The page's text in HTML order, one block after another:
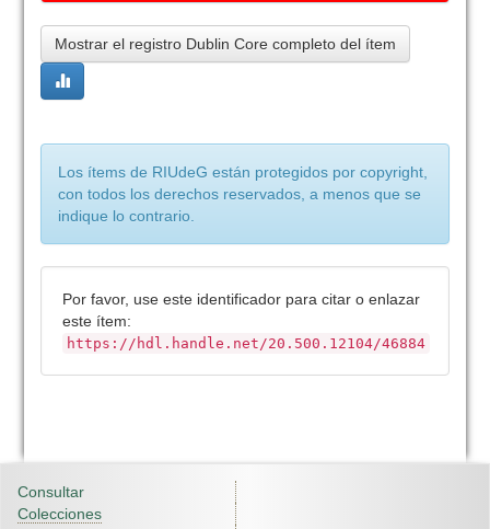
Mostrar el registro Dublin Core completo del ítem
Los ítems de RIUdeG están protegidos por copyright,
con todos los derechos reservados, a menos que se
indique lo contrario.
Por favor, use este identificador para citar o enlazar
este ítem:
https://hdl.handle.net/20.500.12104/46884
Consultar
Colecciones